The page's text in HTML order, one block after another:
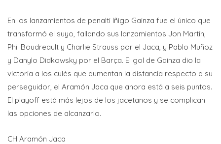
En los lanzamientos de penalti Iñigo Gainza fue el único que
transformó el suyo, fallando sus lanzamientos Jon Martín,
Phil Boudreault y Charlie Strauss por el Jaca, y Pablo Muñoz
y Danylo Didkowsky por el Barça. El gol de Gainza dio la
victoria a los culés que aumentan la distancia respecto a su
perseguidor, el Aramón Jaca que ahora está a seis puntos.
El playoff está más lejos de los jacetanos y se complican
las opciones de alcanzarlo.
CH Aramón Jaca